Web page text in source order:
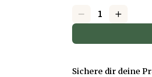
Sichere dir deine